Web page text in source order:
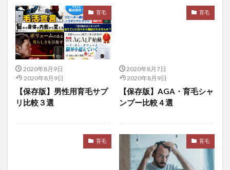
ナチュレライフ
ナツシロギク
ナノテクノロジー
ナポレオン
ナマハゲ伝導士
ナマハゲ伝道師
ニーム
ニアショアリング効果
ニキビ
にきび
ニキビケア
ニコチンアミドアデニンジヌクレオチド
ニコヤ半島
ニトログリセリン
ニトロセルロース
にぼちゃん
ニュージーランドドル
ニュートラルヘナ
ニュートロン
ニュートン
育毛
2020年8月9日
2020年8月9日
【保存版】男性用育毛サプ
リ比較３選
育毛
2020年8月7日
2020年8月9日
【保存版】AGA・育毛シャ
ンプー比較４選
育毛 育毛